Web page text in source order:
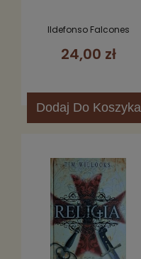
Ildefonso Falcones
24,00 zł
Dodaj Do Koszyka